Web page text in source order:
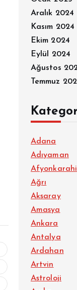
Aralık 2024
Kasım 2024
Ekim 2024
Eylül 2024
Ağustos
Temmuz
Adana
Adıyaman
Ağrı
Aksaray
Amasya
Ankara
Antalya
Ardahan
Artvin
Astroloji